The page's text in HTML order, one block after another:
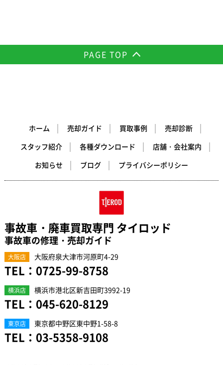
PAGE TOP
ホーム 売却ガイド 買取事例
売却診断
スタッフ紹介
各種ダウンロード
店舗・会社案内
お知らせ
ブログ プライバシーポリシー
事故車・廃車買取専門 タイロッド
事故車の修理・売却ガイド
大阪店 大阪府泉大津市河原町4-29
TEL： 0725-99-8758
横浜店 横浜市港北区新吉田町3992-19
TEL： 045-620-8129
東京店 東京都中野区東中野1-58-8
TEL： 03-5358-9108